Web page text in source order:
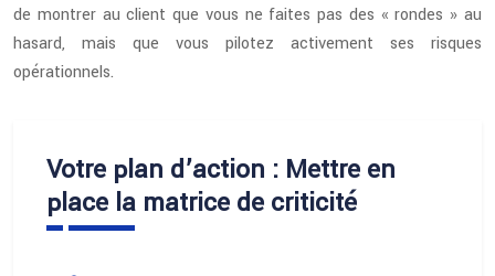
de montrer au client que vous ne faites pas des « rondes » au
hasard, mais que vous pilotez activement ses risques
opérationnels.
Votre plan d’action : Mettre en
place la matrice de criticité